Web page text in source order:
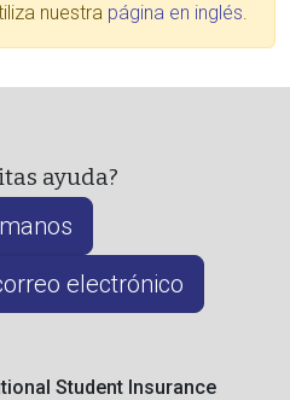
nuestra página en inglés.
ayuda?
electrónico
Student Insurance